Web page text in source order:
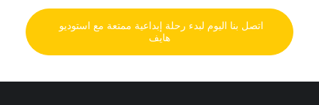
هايف